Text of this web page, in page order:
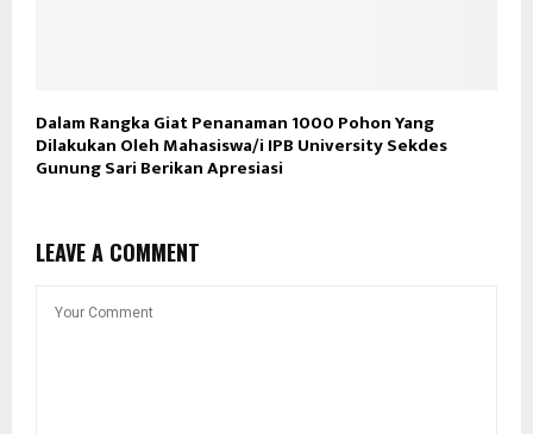
Dalam Rangka Giat Penanaman 1000 Pohon Yang
Dilakukan Oleh Mahasiswa/i IPB University Sekdes
Gunung Sari Berikan Apresiasi
LEAVE A COMMENT